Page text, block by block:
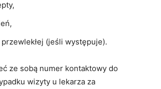
(jeśli‍ występuje).
ze‌ sobą numer⁤ kontaktowy do
wizyty u⁣ lekarza za